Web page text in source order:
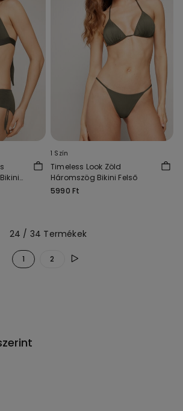
1 Szín
Timeless Look Zöld
Háromszög Bikini Felső
5990 Ft
24 / 34 Termékek
1 2